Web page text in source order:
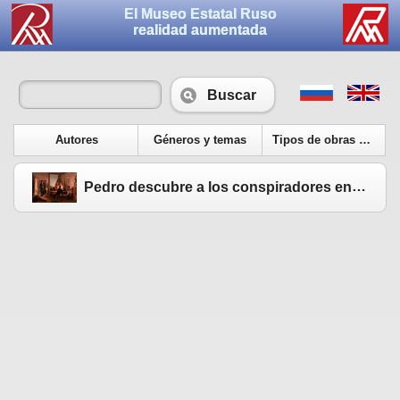
El Museo Estatal Ruso
realidad aumentada
Buscar
Autores Géneros y temas Tipos de obras de arte
Pedro descubre a los conspiradores en la casa de Tsikler el 23 de febrero de 1697. 1884